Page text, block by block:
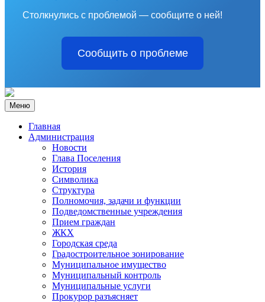
Столкнулись с проблемой — сообщите о ней!
Сообщить о проблеме
Меню
Главная
Администрация
Новости
Глава Поселения
История
Символика
Структура
Полномочия, задачи и функции
Подведомственные учреждения
Прием граждан
ЖКХ
Городская среда
Градостроительное зонирование
Муниципальное имущество
Муниципальный контроль
Муниципальные услуги
Прокурор разъясняет